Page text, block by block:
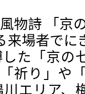
物詩 「京
来場者で
た「京の
祈り」や
エリア、